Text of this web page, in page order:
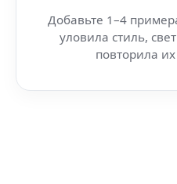
Добавьте 1–4
уловила стиль,
повторила их